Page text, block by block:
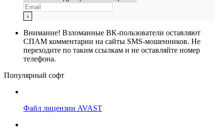
Внимание! Взломанные ВК-пользователи оставляют
СПАМ комментарии на сайты SMS-мошенников. Не
переходите по таким ссылкам и не оставляйте номер
телефона.
Популярный софт
Файл лицензии AVAST